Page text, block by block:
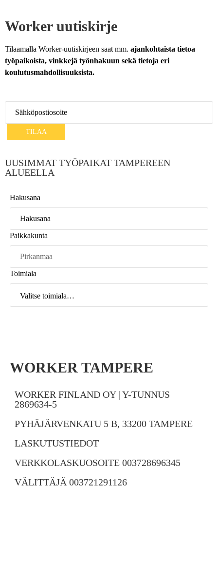
Worker uutiskirje
Tilaamalla Worker-uutiskirjeen saat mm. ajankohtaista tietoa
työpaikoista, vinkkejä työnhakuun sekä tietoja eri
koulutusmahdollisuuksista.
TILAA
UUSIMMAT TYÖPAIKAT TAMPEREEN
ALUEELLA
Hakusana
Paikkakunta
Toimiala
WORKER TAMPERE
WORKER FINLAND OY | Y-TUNNUS
2869634-5
PYHÄJÄRVENKATU 5 B, 33200 TAMPERE
LASKUTUSTIEDOT
VERKKOLASKUOSOITE 003728696345
VÄLITTÄJÄ 003721291126